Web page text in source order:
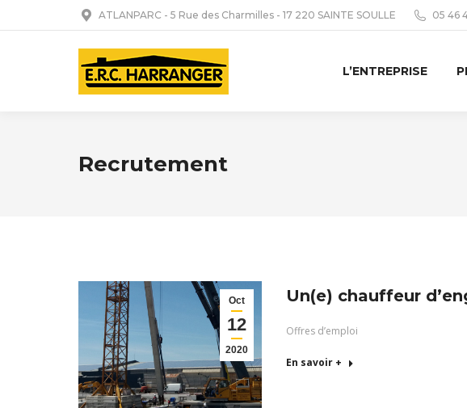
ATLANPARC - 5 Rue des Charmilles - 17 220 SAINTE SOULLE 05 46
L’ENTREPRISE
Recrutement
Oct
12
2020
Un(e) chauffeur
Offres d’emploi
En savoir +